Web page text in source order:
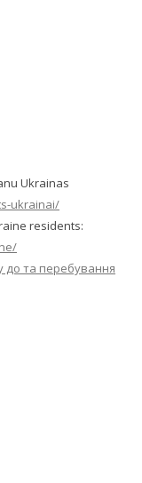
Ukrainas
ukrainai/
residents:
до та перебування